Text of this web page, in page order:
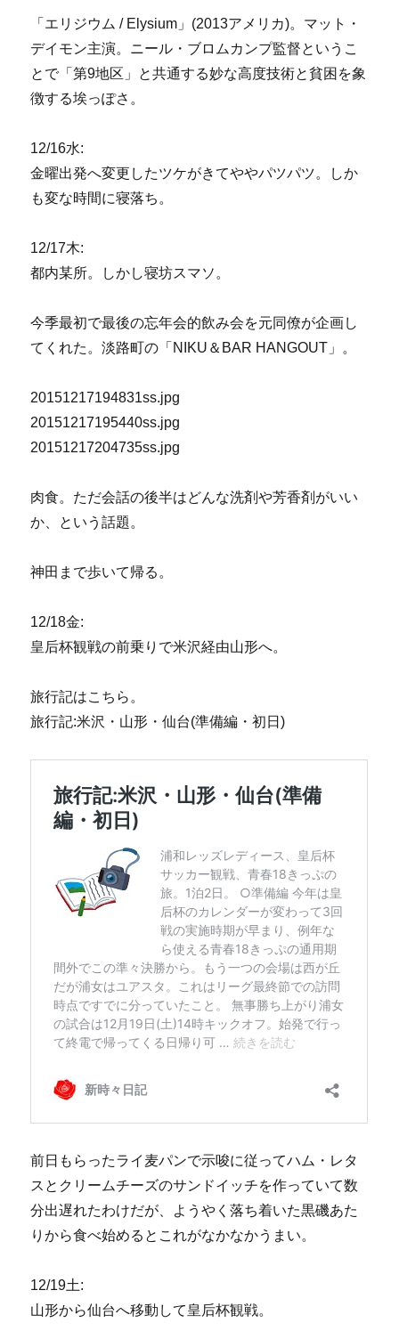
「エリジウム / Elysium」(2013アメリカ)。マット・
デイモン主演。ニール・ブロムカンプ監督というこ
とで「第9地区」と共通する妙な高度技術と貧困を象
徴する埃っぽさ。
12/16水:
金曜出発へ変更したツケがきてややパツパツ。しか
も変な時間に寝落ち。
12/17木:
都内某所。しかし寝坊スマソ。
今季最初で最後の忘年会的飲み会を元同僚が企画し
てくれた。淡路町の「NIKU＆BAR HANGOUT」。
20151217194831ss.jpg
20151217195440ss.jpg
20151217204735ss.jpg
肉食。ただ会話の後半はどんな洗剤や芳香剤がいい
か、という話題。
神田まで歩いて帰る。
12/18金:
皇后杯観戦の前乗りで米沢経由山形へ。
旅行記はこちら。
旅行記:米沢・山形・仙台(準備編・初日)
前日もらったライ麦パンで示唆に従ってハム・レタ
スとクリームチーズのサンドイッチを作っていて数
分出遅れたわけだが、ようやく落ち着いた黒磯あた
りから食べ始めるとこれがなかなかうまい。
12/19土:
山形から仙台へ移動して皇后杯観戦。